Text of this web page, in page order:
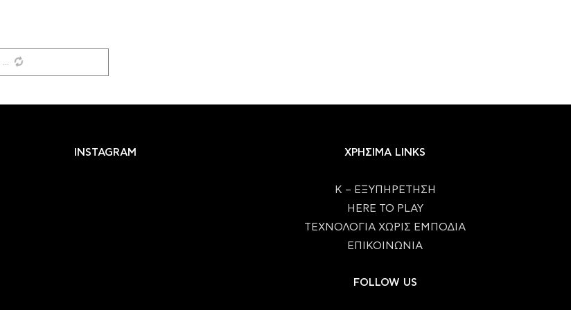
INSTAGRAM ΧΡΗΣΙΜΑ LINKS
Κ – ΕΞΥΠΗΡΕΤΗΣΗ
HERE TO PLAY
ΤΕΧΝΟΛΟΓΙΑ ΧΩΡΙΣ ΕΜΠΟΔΙΑ
ΕΠΙΚΟΙΝΩΝΙΑ
FOLLOW US